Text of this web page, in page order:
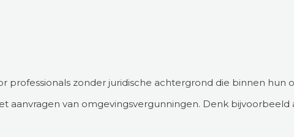
professionals zonder juridische achtergrond die binnen hun
aanvragen van omgevingsvergunningen. Denk bijvoorbeeld